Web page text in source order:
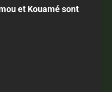
et Kouamé sont